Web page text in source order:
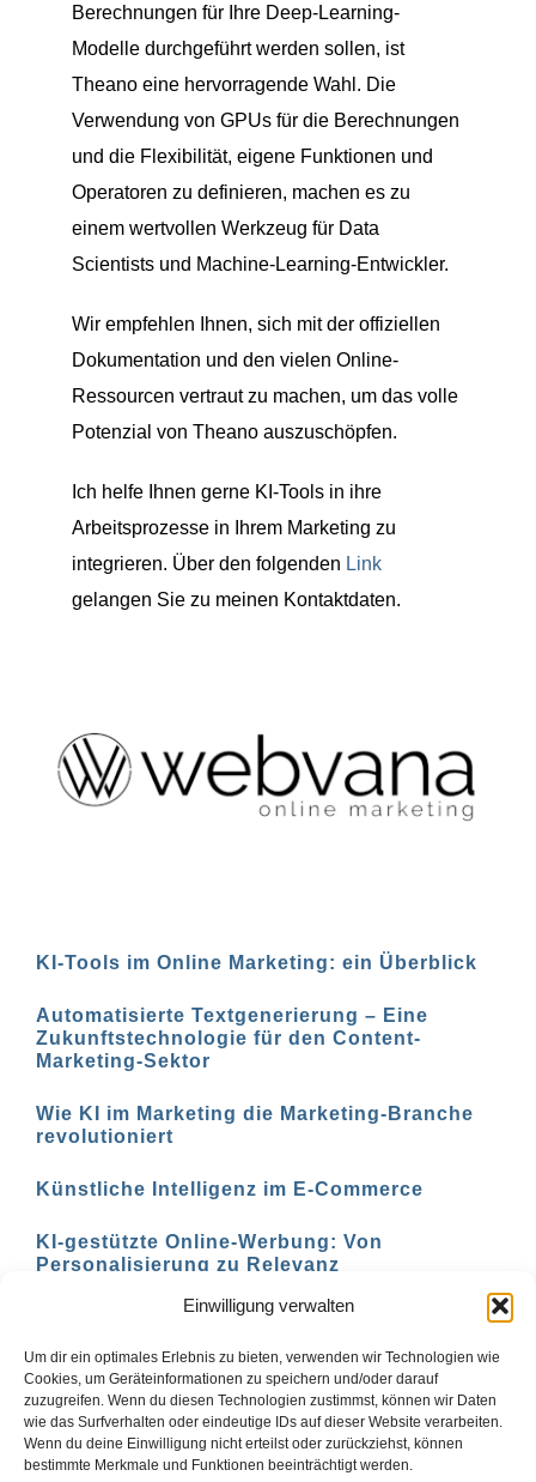
Einwilligung verwalten
Um dir ein optimales Erlebnis zu bieten, verwenden wir Technologien wie
Cookies, um Geräteinformationen zu speichern und/oder darauf
zuzugreifen. Wenn du diesen Technologien zustimmst, können wir Daten
wie das Surfverhalten oder eindeutige IDs auf dieser Website verarbeiten.
Wenn du deine Einwilligung nicht erteilst oder zurückziehst, können
bestimmte Merkmale und Funktionen beeinträchtigt werden.
Berechnungen für Ihre Deep-Learning-
Modelle durchgeführt werden sollen, ist
Theano eine hervorragende Wahl. Die
Verwendung von GPUs für die Berechnungen
und die Flexibilität, eigene Funktionen und
Operatoren zu definieren, machen es zu
einem wertvollen Werkzeug für Data
Scientists und Machine-Learning-Entwickler.
Wir empfehlen Ihnen, sich mit der offiziellen
Dokumentation und den vielen Online-
Ressourcen vertraut zu machen, um das volle
Potenzial von Theano auszuschöpfen.
Ich helfe Ihnen gerne KI-Tools in ihre
Arbeitsprozesse in Ihrem Marketing zu
integrieren. Über den folgenden Link
gelangen Sie zu meinen Kontaktdaten.
KI-Tools im Online Marketing: ein Überblick
Automatisierte Textgenerierung – Eine
Zukunftstechnologie für den Content-
Marketing-Sektor
Wie KI im Marketing die Marketing-Branche
revolutioniert
Künstliche Intelligenz im E-Commerce
KI-gestützte Online-Werbung: Von
Personalisierung zu Relevanz
KI-basierte Marketing-Analyse: Verstehen Sie
Zurück 1 2 3 Vor